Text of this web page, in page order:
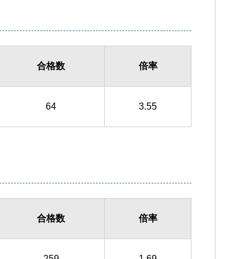
合格数 倍率
64 3.55
合格数 倍率